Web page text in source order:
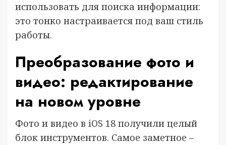
использовать для поиска информации:
это тонко настраивается под ваш стиль
работы.
Преобразование фото и
видео: редактирование
на новом уровне
Фото и видео в iOS 18 получили целый
блок инструментов. Самое заметное –